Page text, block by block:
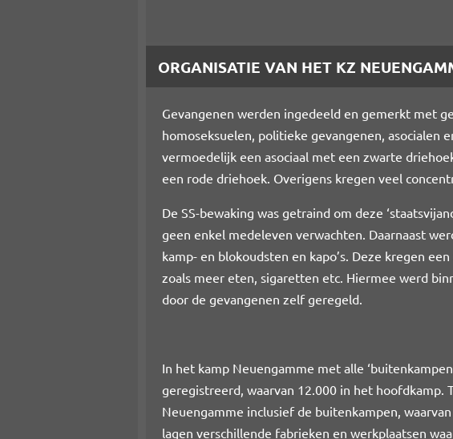
ORGANISATIE VAN HET KZ
Gevangenen werden ingedeeld en gemerkt met
homoseksuelen, politieke gevangenen, asocialen
vermoedelijk een asociaal met een zwarte
een rode driehoek. Overigens kregen veel
De SS-bewaking was getraind om deze
geen enkel medeleven verwachten. Daarnaast
kamp- en blokoudsten en kapo’s. Deze kregen
zoals meer eten, sigaretten etc. Hiermee werd
door de gevangenen zelf geregeld.
In het kamp Neuengamme met alle
geregistreerd, waarvan 12.000 in het hoofdkamp.
Neuengamme inclusief de buitenkampen,
lagen verschillende fabrieken en werkplaatsen